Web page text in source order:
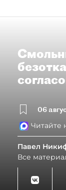
06
Читайте
Павел
Все